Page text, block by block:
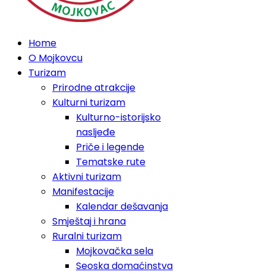
Home
O Mojkovcu
Turizam
Prirodne atrakcije
Kulturni turizam
Kulturno-istorijsko
nasljeđe
Priče i legende
Tematske rute
Aktivni turizam
Manifestacije
Kalendar dešavanja
Smještaj i hrana
Ruralni turizam
Mojkovačka sela
Seoska domaćinstva